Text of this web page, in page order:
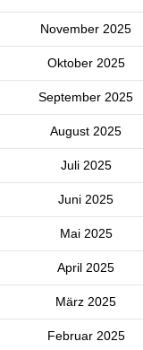
November 2025
Oktober 2025
September 2025
August 2025
Juli 2025
Juni 2025
Mai 2025
April 2025
März 2025
Februar 2025